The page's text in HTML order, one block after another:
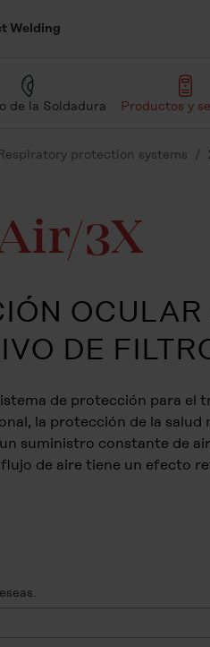
Welding
de la Soldadura Productos y
protection systems
3X
DE
de protección para el
la protección de la
suministro constante de
flujo de aire tiene un efecto